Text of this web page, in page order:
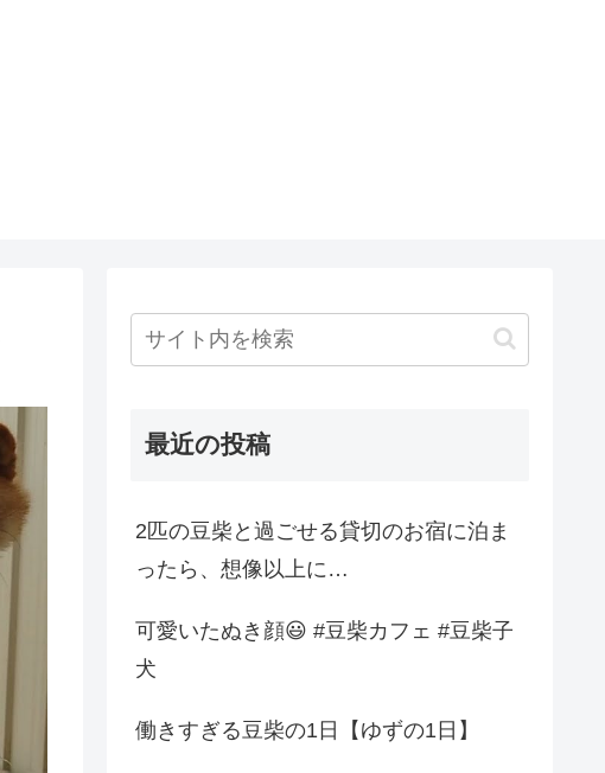
最近の投稿
2匹の豆柴と過ごせる貸切のお宿に泊ま
ったら、想像以上に…
可愛いたぬき顔😃 #豆柴カフェ #豆柴子
犬
働きすぎる豆柴の1日【ゆずの1日】